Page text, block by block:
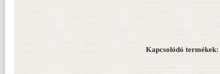
Kapcsolódó termékek: